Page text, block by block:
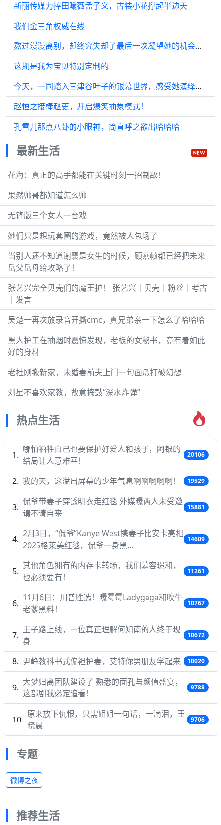
新丽传媒力捧田曦薇孟子义，古装小花撑起半边天
我们金三角权威在线
熬过漫漫离别，却终究失却了最后一次凝望她的机会，楚朝 楚岺
这期是我为宝贝特别定制的
今天，一同踏入三津谷叶子的银幕世界，感受她演绎生涯中的璀璨光芒！
赵恒之接棒赵吏，开启爆笑抽象模式！
孔雪儿那点八卦的小眼神，简直呼之欲出哈哈哈
最新生活
花海：真正的高手都能在关键时刻一招制敌！
果然帅哥都知道怎么帅
无锋版三个女人一台戏
她们只是想玩套圈的游戏，竟然被人包场了
当别人还不知道谢襄是女生的时候，顾燕帧都已经把未来
岳父岳母给攻略了！
张艺兴完全贝壳们的魔王护！ 张艺兴｜贝壳｜粉丝｜考古
｜发言
吴楚一再次放录音开撕cmc，真兄弟亲一下怎么了哈哈哈
黑人护工在抽烟时震惊发现，老板的女秘书，竟有着如此
好的身材
老杜刚搬新家，未婚妻前夫上门一句面瓜打破幻想
刘星不喜欢家教，故意捣鼓“深水炸弹”
热点生活
哪怕牺牲自己也要保护好爱人和孩子，阿银的
结局让人意难平！
20106
我的天，这溢出屏幕的少年气息啊啊啊啊啊！ 19529
侃爷带妻子穿透明衣走红毯 外媒曝两人未受邀
请不请自来
15881
2月3日，“侃爷”Kanye West携妻子比安卡亮相
2025格莱美红毯，侃爷一身黑…
14609
其他角色拥有的内存卡转场，我们慕容璟和，
也必须要有！
11261
11月6日：川普胜选！曝霉霉Ladygaga和吹牛
老爹黑料！
10767
王子路上线，一位真正理解何知南的人终于现
身
10672
尹峥教科书式偏袒护妻，艾特你男朋友学起来 10020
大梦归离团队建设了 熟悉的面孔与颜值盛宴，
这部剧我必定追看！
9788
原来放下仇恨，只需姐姐一句话，一滴泪，王
晓晨
9706
专题
微博之夜
推荐生活